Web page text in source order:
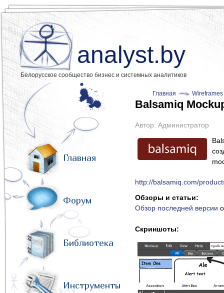
analyst.by
Белорусское сообщество бизнес и системных аналитиков
Главная
Форум
Библиотека
Инструменты
Главная
Balsamiq
Автор: Администратор
http://balsamiq.com/
Обзоры и статьи:
Обзор последней версии
Скриншоты: